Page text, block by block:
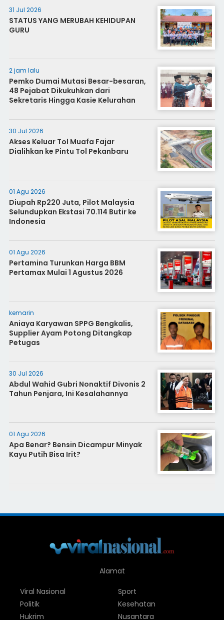
31 Jul 2026
STATUS YANG MERUBAH KEHIDUPAN
GURU
2 jam lalu
Pemko Dumai Mutasi Besar-besaran,
48 Pejabat Dikukuhkan dari
Sekretaris Hingga Kasie Kelurahan
30 Jul 2026
Akses Keluar Tol Muafa Fajar
Dialihkan ke Pintu Tol Pekanbaru
01 Agu 2026
Diupah Rp220 Juta, Pilot Malaysia
Selundupkan Ekstasi 70.114 Butir ke
Indonesia
01 Agu 2026
Pertamina Turunkan Harga BBM
Pertamax Mulai 1 Agustus 2026
kemarin
Aniaya Karyawan SPPG Bengkalis,
Supplier Ayam Potong Ditangkap
Petugas
30 Jul 2026
Abdul Wahid Gubri Nonaktif Divonis 2
Tahun Penjara, Ini Kesalahannya
01 Agu 2026
Apa Benar? Bensin Dicampur Minyak
Kayu Putih Bisa Irit?
Alamat
Viral Nasional
Politik
Hukrim
Sport
Kesehatan
Nusantara